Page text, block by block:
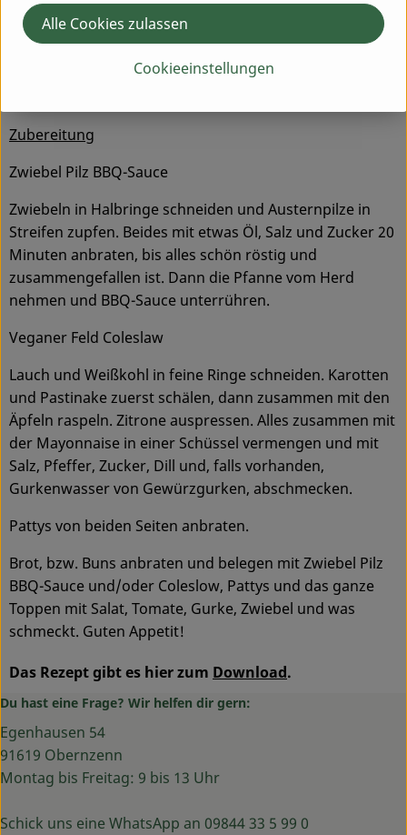
Emils Sylter Dressing mit Aceto Balsamico (Ohne
Witz, da braucht man fast keines selber machen ;))
geschnitten und angebraten als Salattopping
Zubereitung
Zwiebel Pilz BBQ-Sauce
Zwiebeln in Halbringe schneiden und Austernpilze in
Streifen zupfen. Beides mit etwas Öl, Salz und Zucker 20
Minuten anbraten, bis alles schön röstig und
zusammengefallen ist. Dann die Pfanne vom Herd
nehmen und BBQ-Sauce unterrühren.
Veganer Feld Coleslaw
Lauch und Weißkohl in feine Ringe schneiden. Karotten
und Pastinake zuerst schälen, dann zusammen mit den
Äpfeln raspeln. Zitrone auspressen. Alles zusammen mit
der Mayonnaise in einer Schüssel vermengen und mit
Salz, Pfeffer, Zucker, Dill und, falls vorhanden,
Gurkenwasser von Gewürzgurken, abschmecken.
Pattys von beiden Seiten anbraten.
Brot, bzw. Buns anbraten und belegen mit Zwiebel Pilz
BBQ-Sauce und/oder Coleslow, Pattys und das ganze
Toppen mit Salat, Tomate, Gurke, Zwiebel und was
schmeckt. Guten Appetit!
Das Rezept gibt es hier zum Download.
Du hast eine Frage? Wir helfen dir gern:
Egenhausen 54
91619 Obernzenn
Montag bis Freitag: 9 bis 13 Uhr
Schick uns eine WhatsApp an 09844 33 5 99 0
Cookieeinstellungen
Alle Cookies zulassen